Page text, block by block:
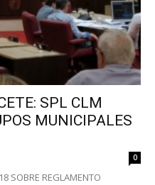
SPL CLM
MUNICIPALES
0
SOBRE REGLAMENTO